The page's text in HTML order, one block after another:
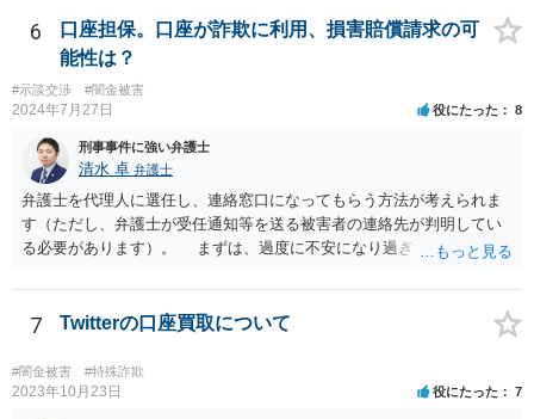
6
口座担保。口座が詐欺に利用、損害賠償請求の可
能性は？
#示談交渉 #闇金被害
2024年7月27日 役にたった 8
刑事事件に強い弁護士
清水 卓 弁護士
弁護士を代理人に選任し、連絡窓口になってもらう方法が考えられま
す（ただし、弁護士が受任通知等を送る被害者の連絡先が判明してい
る必要があります）。 まずは、過度に不安になり過ぎず、少し落ち
額を求めていく、分割等の支払方法を求めて行く等の方法もあります
し、時間的にも、今すぐではなく、時間•期間をかけて対応して行くこ
とができます。あなたが心身に変調をきたしては、元も子もありませ
んので。 いずれにしても、何かあったら速やか相談可能なお住まい
の地域の弁護士に直接相談してみて下さい（弁護士会や法テラス等で
7 Twitterの口座買取について
#闇金被害 #特殊詐欺
2023年10月23日 役にたった 7